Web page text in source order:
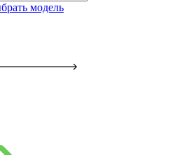
модель